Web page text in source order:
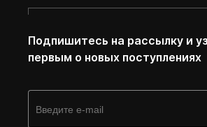
Подпишитесь на рассылку и
первым о новых поступлениях